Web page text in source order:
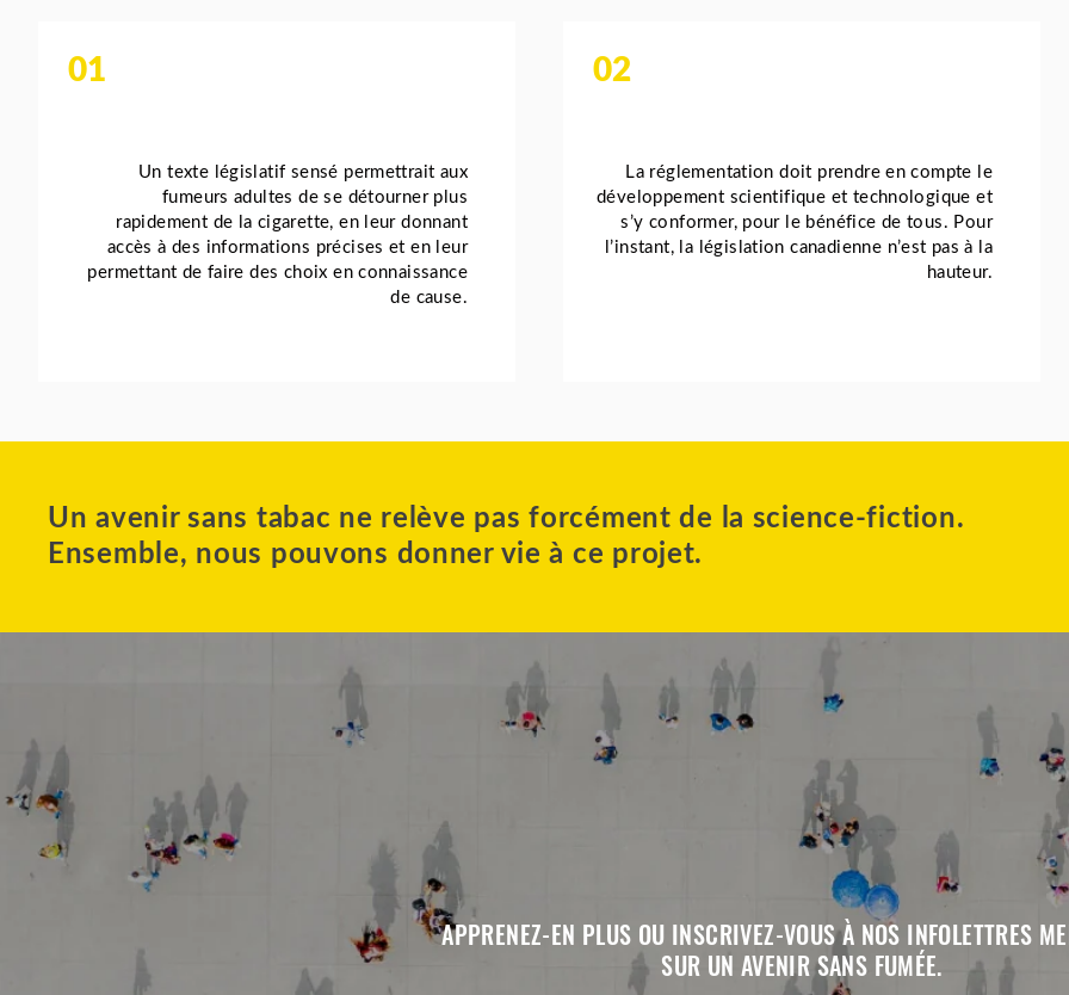
01
Un texte législatif sensé permettrait aux
fumeurs adultes de se détourner plus
rapidement de la cigarette, en leur donnant
accès à des informations précises et en leur
permettant de faire des choix en connaissance
de cause.
02
La réglementation doit prendre en compte le
développement scientifique et technologique et
s’y conformer, pour le bénéfice de tous. Pour
l’instant, la législation canadienne n’est pas à la
hauteur.
Un avenir sans tabac ne relève pas forcément de la science-fiction.
Ensemble, nous pouvons donner vie à ce projet.
APPRENEZ-EN PLUS OU INSCRIVEZ-VOUS À NOS INFOLETTRES
SUR UN AVENIR SANS FUMÉE.